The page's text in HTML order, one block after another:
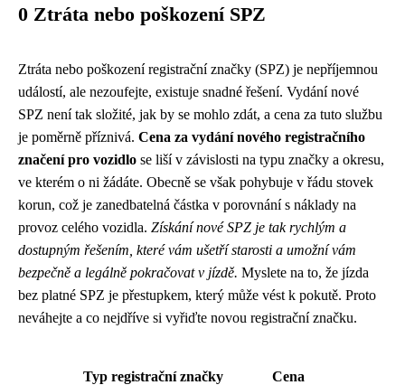
0 Ztráta nebo poškození SPZ
Ztráta nebo poškození registrační značky (SPZ) je nepříjemnou
událostí, ale nezoufejte, existuje snadné řešení. Vydání nové
SPZ není tak složité, jak by se mohlo zdát, a cena za tuto službu
je poměrně příznivá. Cena za vydání nového registračního
značení pro vozidlo se liší v závislosti na typu značky a okresu,
ve kterém o ni žádáte. Obecně se však pohybuje v řádu stovek
korun, což je zanedbatelná částka v porovnání s náklady na
provoz celého vozidla. Získání nové SPZ je tak rychlým a
dostupným řešením, které vám ušetří starosti a umožní vám
bezpečně a legálně pokračovat v jízdě. Myslete na to, že jízda
bez platné SPZ je přestupkem, který může vést k pokutě. Proto
neváhejte a co nejdříve si vyřiďte novou registrační značku.
Typ registrační značky Cena